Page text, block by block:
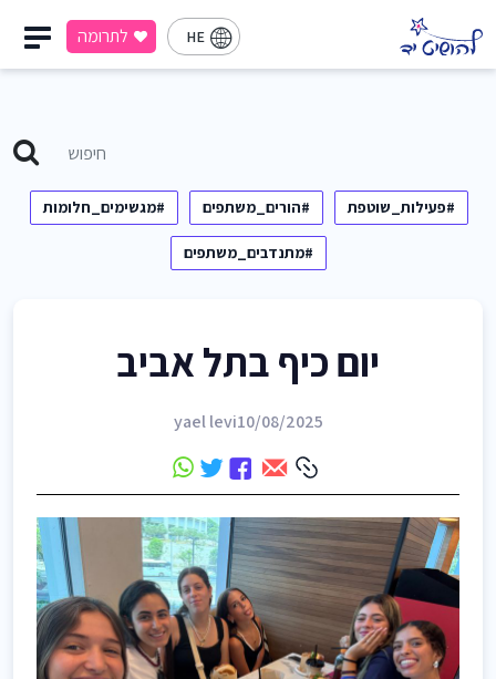
HE לתרומה
#פעילות_שוטפת #הורים_משתפים #מגשימים_חלומות
#מתנדבים_משתפים
יום כיף בתל אביב
yael levi10/08/2025